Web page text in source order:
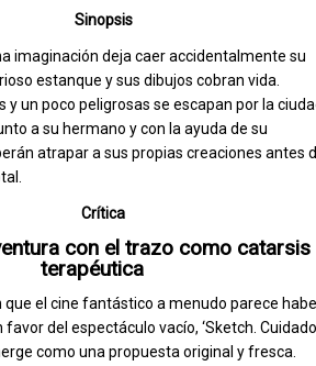
Sinopsis
imaginación deja caer accidentalmente su
estanque y sus dibujos cobran vida.
y un poco peligrosas se escapan por la
a su hermano y con la ayuda de su
atrapar a sus propias creaciones antes
Crítica
con el trazo como catarsis
terapéutica
que el cine fantástico a menudo parece
del espectáculo vacío, ‘Sketch. Cuidado
como una propuesta original y fresca.